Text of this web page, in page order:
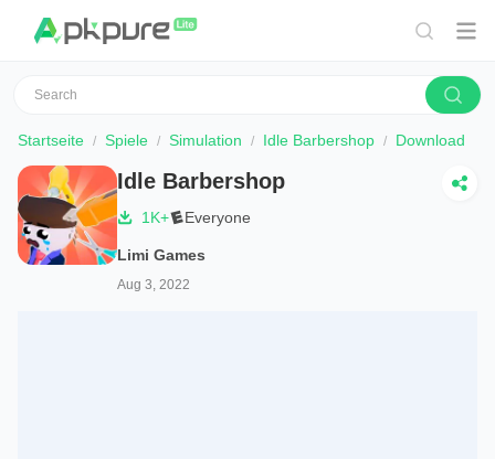
Startseite Spiele Simulation Idle Barbershop Download
Idle Barbershop
1K+ Everyone
Limi Games
Aug 3, 2022